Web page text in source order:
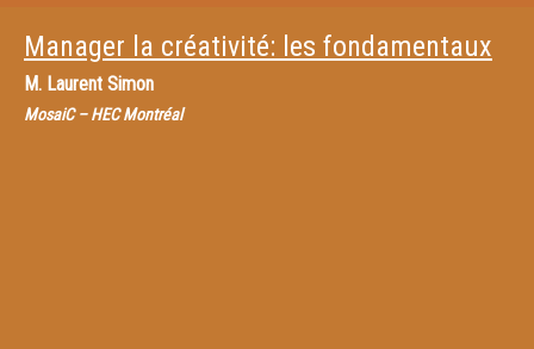
Manager la créativité: les fondamentaux
M. Laurent Simon
MosaiC – HEC Montréal